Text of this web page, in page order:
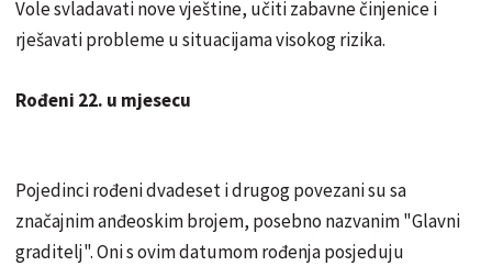
Vole svladavati nove vještine, učiti zabavne činjenice i
rješavati probleme u situacijama visokog rizika.
Rođeni 22. u mjesecu
Pojedinci rođeni dvadeset i drugog povezani su sa
značajnim anđeoskim brojem, posebno nazvanim "Glavni
graditelj". Oni s ovim datumom rođenja posjeduju